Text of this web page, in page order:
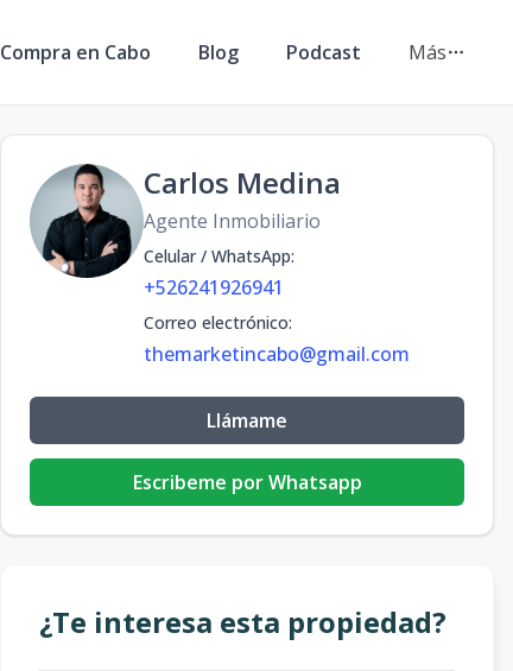
Compra en Cabo Blog Podcast Más
Carlos Medina
Agente Inmobiliario
Celular / WhatsApp:
+526241926941
Correo electrónico:
themarketincabo@gmail.com
Llámame
Escribeme por Whatsapp
¿Te interesa esta propiedad?